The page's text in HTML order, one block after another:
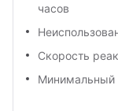
часов
Скорость
Минимальный